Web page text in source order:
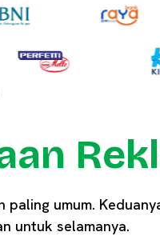
paling umum.
untuk selamanya.